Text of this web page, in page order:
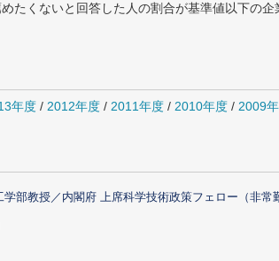
たくないと回答した人の割合が基準値以下の企
年度 / 2012年度 / 2011年度 / 2010年度 / 2009
部教授／内閣府 上席科学技術政策フェロー（非常